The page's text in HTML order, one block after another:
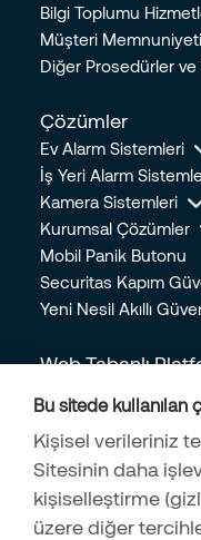
Bilgi Toplumu
Müşteri Memnuniyeti
Diğer Prosedürler ve
Çözümler
Ev Alarm Sistemleri
İş Yeri Alarm
Kamera Sistemleri
Kurumsal Çözümler
Mobil Panik Butonu
Securitas Kapım
Yeni Nesil Akıllı
Web Tabanlı
Online Mağaza
İş Başvuru Formu
İş Ortağı Başvuru
Securitas Alarm
Bu sitede kullanılan
Kişisel verileriniz
Sitesinin daha
kişiselleştirme
üzere diğer